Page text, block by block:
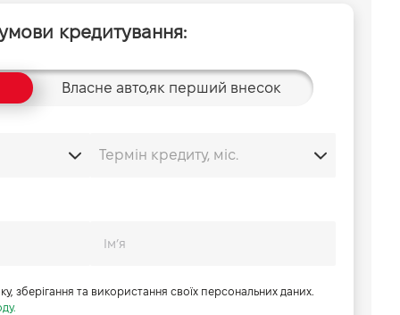
кредитування:
Власне авто,як перший внесок
зберігання та використання своїх персональних даних.